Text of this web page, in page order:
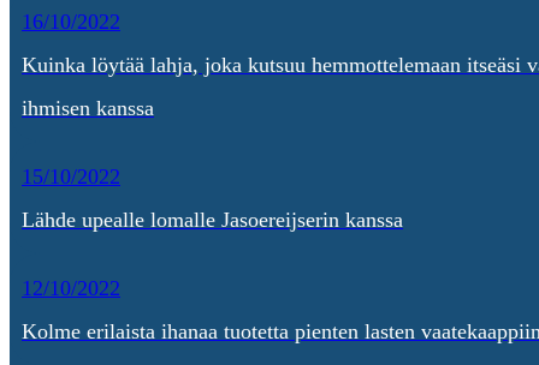
16/10/2022
Kuinka löytää lahja, joka kutsuu hemmottelemaan itseäsi
ihmisen kanssa
15/10/2022
Lähde upealle lomalle Jasoereijserin kanssa
12/10/2022
Kolme erilaista ihanaa tuotetta pienten lasten